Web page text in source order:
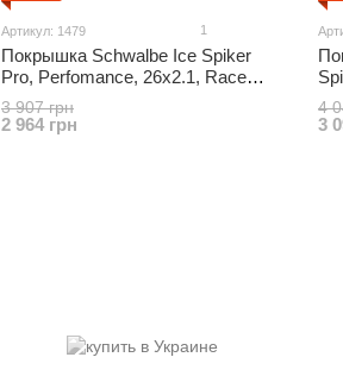
Артикул: 1479 1
Покрышка Schwalbe Ice Spiker
Pro, Perfomance, 26x2.1, Race
Guard
3 907 грн
2 964 грн
4
3